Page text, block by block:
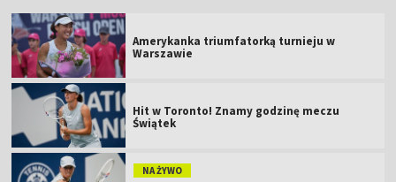
Amerykanka triumfatorką turnieju w
Warszawie
Hit w Toronto! Znamy godzinę meczu
Świątek
NA ŻYWO